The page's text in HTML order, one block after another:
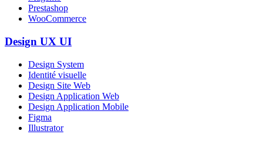
Prestashop
WooCommerce
Design UX UI
Design System
Identité visuelle
Design Site Web
Design Application Web
Design Application Mobile
Figma
Illustrator